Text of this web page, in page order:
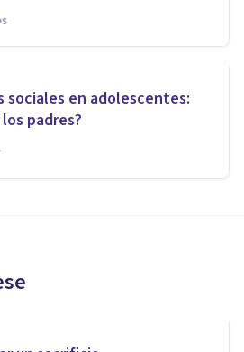
sociales en adolescentes:
padres?